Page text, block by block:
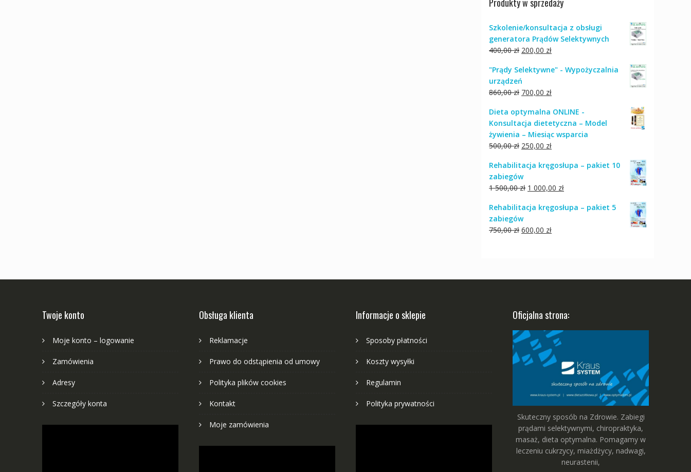
500,00 zł.250,00 zł.
Szkolenie/konsultacja z obsługi
generatora Prądów Selektywnych
400,00zł Pierwotna
wynosiła:
400,00 zł.
200,00 złAktualna
wynosi:
"Prądy Selektywne" - Wypożyczalnia
urządzeń
860,00zł Pierwotna
wynosiła:
860,00 zł.
700,00 złAktualna
wynosi:
700,00 zł.
Dieta optymalna ONLINE -
Konsultacja dietetyczna – Model
żywienia – Miesiąc wsparcia
500,00zł Pierwotna
wynosiła:
500,00 zł.
250,00 złAktualna
wynosi:
Rehabilitacja kręgosłupa – pakiet 10
zabiegów
1 500,00zł Pierwotna
wynosiła:
500,00 zł.
1 000,00 złAktualna
wynosi:
Rehabilitacja kręgosłupa – pakiet 5
zabiegów
750,00zł Pierwotna
600,00 złAktualna
Twoje konto
Moje konto – logowanie
Zamówienia
Adresy
Szczegóły konta
Obsługa klienta
Reklamacje
Prawo do odstąpienia od umowy
Polityka plików cookies
Kontakt
Moje zamówienia
Informacje o sklepie
Sposoby płatności
Koszty wysyłki
Regulamin
Polityka prywatności
Oficjalna strona:
Skuteczny sposób na Zdrowie. Zabiegi
prądami selektywnymi, chiropraktyka,
masaż, dieta optymalna. Pomagamy w
leczeniu cukrzycy, miażdżycy, nadwagi,
neurastenii,